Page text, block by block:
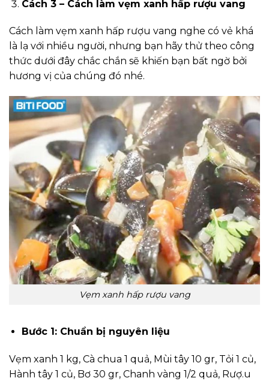
Cách 3 – Cách làm vẹm xanh hấp rượu vang
Cách làm vẹm xanh hấp rượu vang nghe có vẻ khá
là lạ với nhiều người, nhưng bạn hãy thử theo công
thức dưới đây chắc chắn sẽ khiến bạn bất ngờ bởi
hương vị của chúng đó nhé.
Vẹm xanh hấp rượu vang
Bước 1: Chuẩn bị nguyên liệu
Vẹm xanh 1 kg, Cà chua 1 quả, Mùi tây 10 gr, Tỏi 1 củ,
Hành tây 1 củ, Bơ 30 gr, Chanh vàng 1/2 quả, Rượ.u